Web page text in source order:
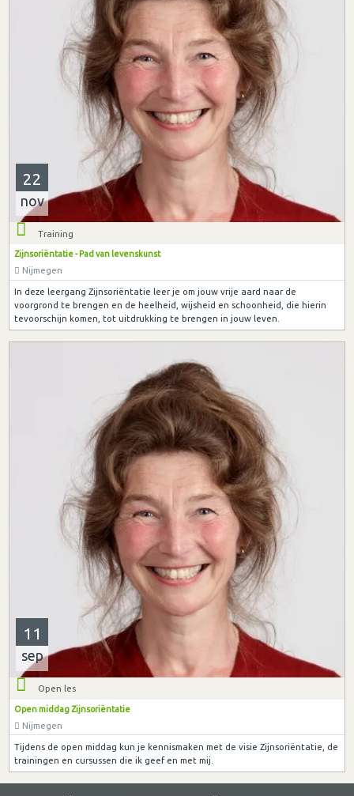
22
nov
Training
Zijnsoriëntatie - Pad van levenskunst
Nijmegen
In deze leergang Zijnsoriëntatie leer je om jouw vrije aard naar de
voorgrond te brengen en de heelheid, wijsheid en schoonheid, die hierin
tevoorschijn komen, tot uitdrukking te brengen in jouw leven.
11
sep
Open les
Open middag Zijnsoriëntatie
Nijmegen
Tijdens de open middag kun je kennismaken met de visie Zijnsoriëntatie, de
trainingen en cursussen die ik geef en met mij.